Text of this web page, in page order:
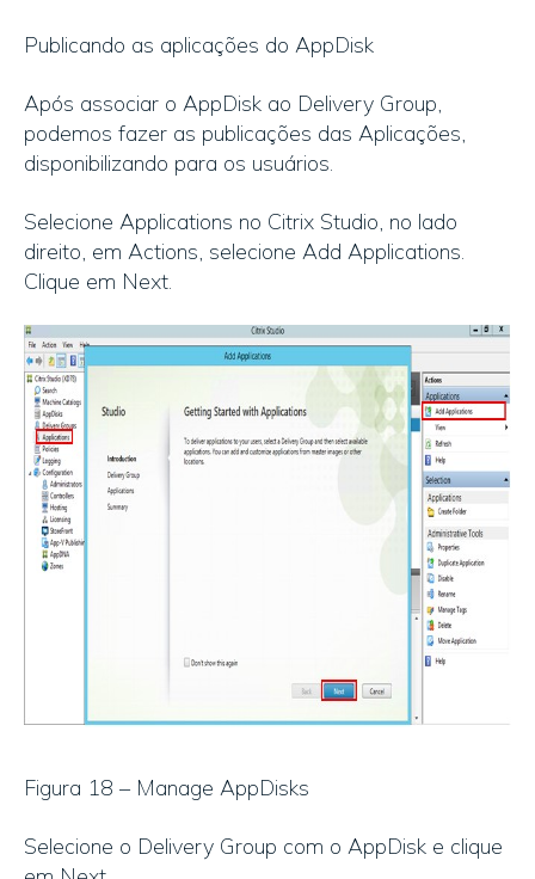
Publicando as aplicações do AppDisk
Após associar o AppDisk ao Delivery Group,
podemos fazer as publicações das Aplicações,
disponibilizando para os usuários.
Selecione Applications no Citrix Studio, no lado
direito, em Actions, selecione Add Applications.
Clique em Next.
Figura 18 – Manage AppDisks
Selecione o Delivery Group com o AppDisk e clique